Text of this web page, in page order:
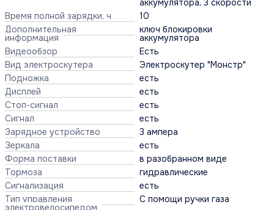
аккумулятора, 3 скорости
Время полной зарядки, ч
10
Дополнительная
информация
ключ блокировки
аккумулятора
Видеообзор
Есть
Вид электроскутера
Электроскутер "Монстр"
Подножка
есть
Дисплей
есть
Стоп-сигнал
есть
Сигнал
есть
Зарядное устройство
3 ампера
Зеркала
есть
Форма поставки
в разобранном виде
Тормоза
гидравлические
Сигнализация
есть
Тип управления
электровелосипедом
С помощи ручки газа